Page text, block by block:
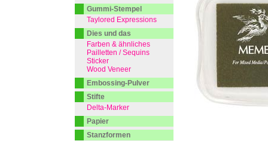
Gummi-Stempel
Taylored Expressions
Dies und das
Farben & ähnliches
Pailletten / Sequins
Sticker
Wood Veneer
Embossing-Pulver
Stifte
Delta-Marker
Papier
Stanzformen